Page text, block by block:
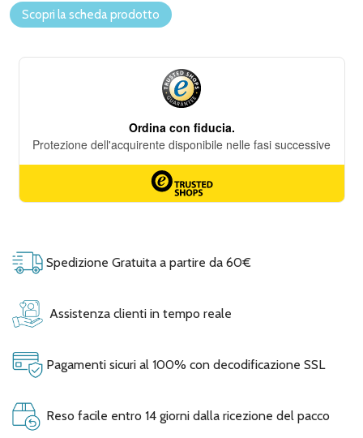
Scopri la scheda prodotto
Spedizione Gratuita a partire da 60€
Assistenza clienti in tempo reale
Pagamenti sicuri al 100% con decodificazione SSL
Reso facile entro 14 giorni dalla ricezione del pacco